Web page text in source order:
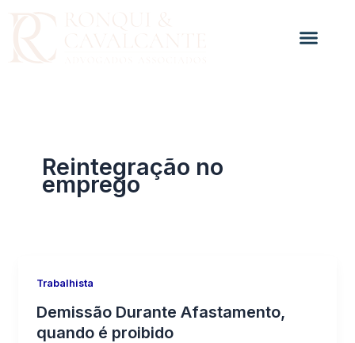
Reintegração no
emprego
Trabalhista
Demissão Durante Afastamento,
quando é proibido